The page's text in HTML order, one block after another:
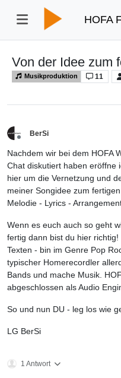
HOFA
Von der Idee zum
Musikproduktion 11
BerSi
Nachdem wir bei dem HOFA
Chat diskutiert haben eröffne
hier um die Vernetzung und
meiner Songidee zum
Melodie - Lyrics -
Wenn es euch auch so geht
fertig dann bist du hier
Texten - bin im Genre Pop
typischer Homerecordler
Bands und mache Musik.
abgeschlossen als Audio
So und nun DU - leg los wie
LG BerSi
1 Antwort